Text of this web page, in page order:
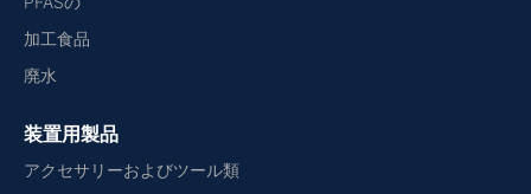
加工食品
廃水
装置用製品
アクセサリーおよびツール類